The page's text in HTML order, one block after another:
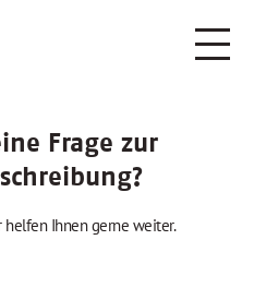
Frage zur
helfen Ihnen gerne weiter.